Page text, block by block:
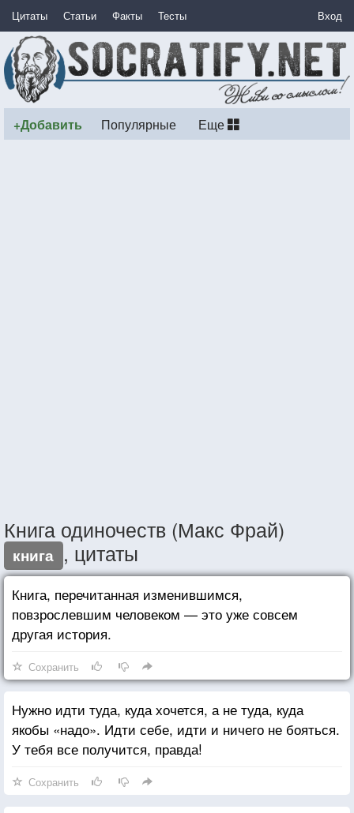
Цитаты Статьи Факты Тесты Вход
+Добавить Популярные Еще
Книга одиночеств (Макс Фрай)
книга , цитаты
Книга, перечитанная изменившимся,
повзрослевшим человеком — это уже совсем
другая история.
Сохранить
Нужно идти туда, куда хочется, а не туда, куда
якобы «надо». Идти себе, идти и ничего не бояться.
У тебя все получится, правда!
Сохранить